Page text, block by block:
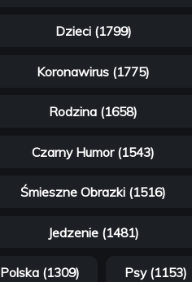
Dzieci (1799)
Koronawirus (1775)
Rodzina (1658)
Czarny Humor (1543)
Śmieszne Obrazki (1516)
Jedzenie (1481)
Polska (1309) Psy (1153)